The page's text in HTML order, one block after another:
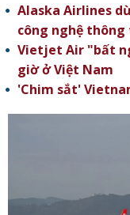
Alaska Airlines
công nghệ thông
Vietjet Air "bất
giờ ở Việt Nam
'Chim sắt'